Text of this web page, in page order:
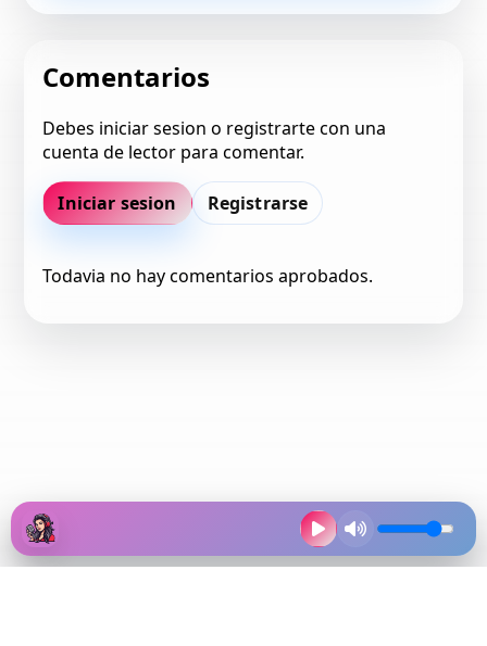
Comentarios
Debes iniciar sesion o registrarte con una
cuenta de lector para comentar.
Iniciar sesion Registrarse
Todavia no hay comentarios aprobados.